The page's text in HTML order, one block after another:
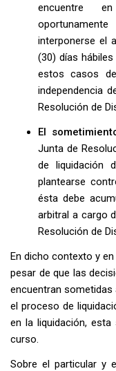
encuentre
interponerse el
(30) días
estos casos
independencia
Resolución de
El
Junta de
de liquidación
plantearse
ésta debe
arbitral a cargo
Resolución de
En dicho contexto y
pesar de que las
encuentran
el proceso de
en la liquidación,
curso.
Sobre el particular y